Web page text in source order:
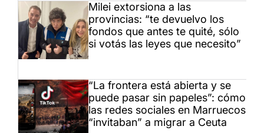
Milei extorsiona a las
provincias: “te devuelvo los
fondos que antes te quité, sólo
si votás las leyes que necesito”
“La frontera está abierta y se
puede pasar sin papeles”: cómo
las redes sociales en Marruecos
“invitaban” a migrar a Ceuta